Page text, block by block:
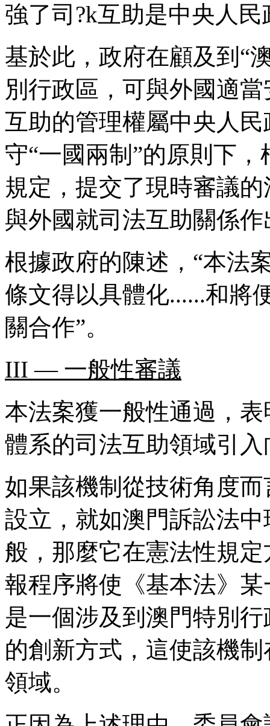
強了司?k互助是中央人
基於此，政府在顧及到“
別行政區，可與外國適
互助的管理權屬中央人
守“一國兩制”的原則下
規定，提交了現時審議
與外國就司法互助關係
根據政府的陳述，“本法
條文得以具體化......和將
關合作”。
III — 一般性審議
本法案獲一般性通過，
體系的司法互助領域引
如果該機制從技術角度
設立，就如澳門訴訟法
般，那麼它在憲法性規
報程序將使《基本法》
是一個涉及到澳門特別
的創新方式，這使該機
領域。